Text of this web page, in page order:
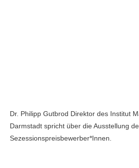
Dr. Philipp Gutbrod Direktor des Institut
Darmstadt spricht über die Ausstellung
Sezessionspreisbewerber*Innen.